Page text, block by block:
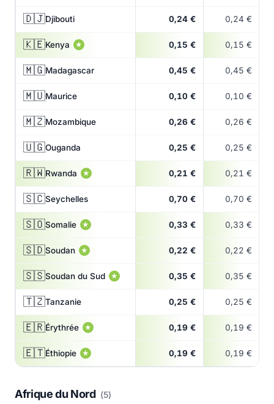
🇩🇯Djibouti 0,24 € 0,24 €
🇰🇪Kenya ★ 0,15 € 0,15 €
🇲🇬Madagascar 0,45 € 0,45 €
🇲🇺Maurice 0,10 € 0,10 €
🇲🇿Mozambique 0,26 € 0,26 €
🇺🇬Ouganda 0,25 € 0,25 €
🇷🇼Rwanda ★ 0,21 € 0,21 €
🇸🇨Seychelles 0,70 € 0,70 €
🇸🇴Somalie ★ 0,33 € 0,33 €
🇸🇩Soudan ★ 0,22 € 0,22 €
🇸🇸Soudan du Sud ★ 0,35 € 0,35 €
🇹🇿Tanzanie 0,25 € 0,25 €
🇪🇷Érythrée ★ 0,19 € 0,19 €
🇪🇹Éthiopie ★ 0,19 € 0,19 €
Afrique du Nord (5)